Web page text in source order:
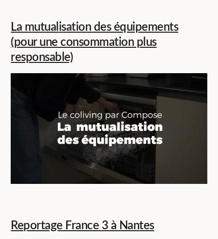
La mutualisation des équipements
(pour une consommation plus
responsable)
Reportage France 3 à Nantes